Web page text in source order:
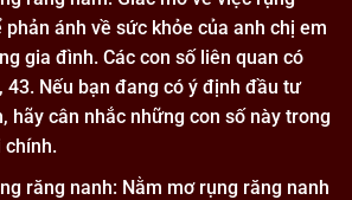
phản ánh về sức khỏe của anh chị em
gia đình. Các con số liên quan có
43. Nếu bạn đang có ý định đầu tư
hãy cân nhắc những con số này trong
chính.
răng nanh: Nằm mơ rụng răng nanh